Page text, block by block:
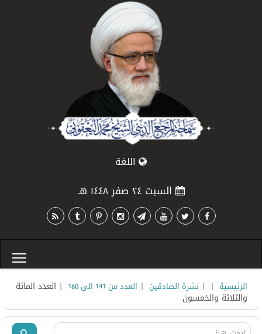
اللغة
السبت ٢٤ صفر ١٤٤٨ هـ
الرئيسية |
| نشرة الصادقين | العدد من 141 الى 160 | العدد المائة
والثلاثة والخمسون